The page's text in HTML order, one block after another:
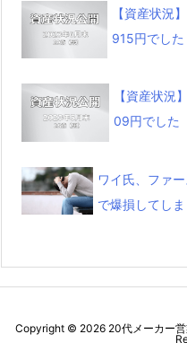
【資産状況
915円でした
【資産状況
09円でした
ワイ氏、ファ
で爆損してしま
Copyright © 2026 20代メーカー